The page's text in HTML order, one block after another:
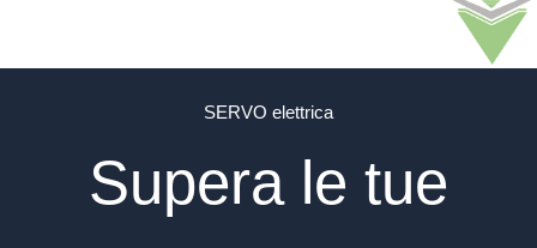
SERVO elettrica
Supera le tue